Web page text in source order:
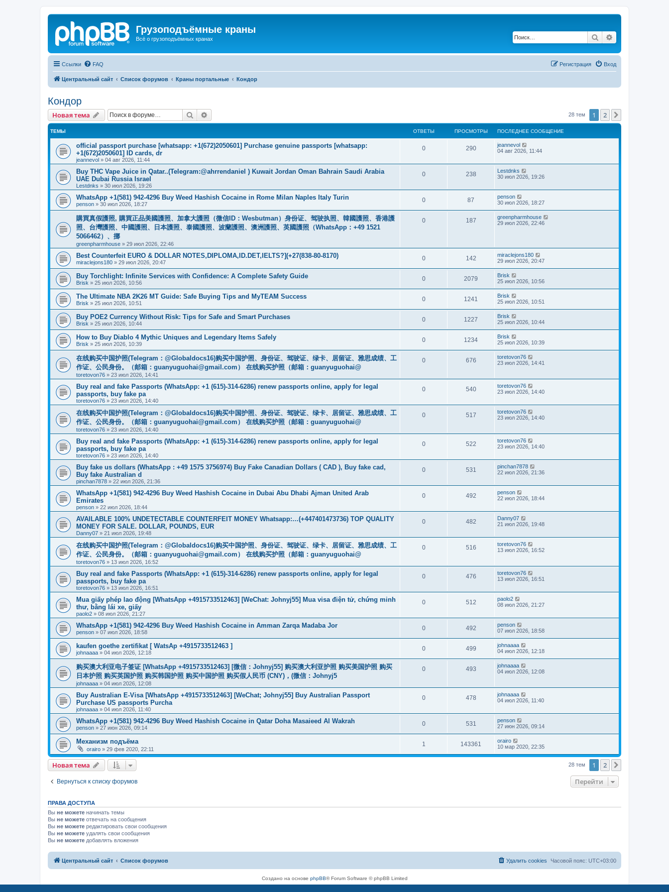
Грузоподъёмные краны
Всё о грузоподъёмных кранах Поиск
Ссылки FAQ Вход
Регистрация
Центральный сайт Список форумов Краны портальные Кондор
Кондор
Новая тема Поиск 28 тем 1 2
ТЕМЫ ОТВЕТЫ ПРОСМОТРЫ ПОСЛЕДНЕЕ СООБЩЕНИЕ
official passport purchase [whatsapp: +1(672)2050601] Purchase genuine passports [whatsapp:
+1(672)2050601] ID cards, dr
jeannevol » 04 авг 2026, 11:44
0 290
jeannevol
04 авг 2026, 11:44
Buy THC Vape Juice in Qatar..(Telegram:@ahrrendaniel ) Kuwait Jordan Oman Bahrain Saudi Arabia
UAE Dubai Russia Israel
Lestdnks » 30 июл 2026, 19:26
0 238
Lestdnks
30 июл 2026, 19:26
WhatsApp +1(581) 942-4296 Buy Weed Hashish Cocaine in Rome Milan Naples Italy Turin
penson » 30 июл 2026, 18:27
0 87
penson
30 июл 2026, 18:27
購買真假護照, 購買正品美國護照、加拿大護照（微信ID：Wesbutman）身份证、驾驶执照、韓國護照、香港護
照、台灣護照、中國護照、日本護照、泰國護照、波蘭護照、澳洲護照、英國護照（WhatsApp：+49 1521
5066462）、挪
greenpharmhouse » 29 июл 2026, 22:46
0 187
greenpharmhouse
29 июл 2026, 22:46
Best Counterfeit EURO & DOLLAR NOTES,DIPLOMA,ID.DET,IELTS?](+27(838-80-8170)
miraclejons180 » 29 июл 2026, 20:47
0 142
miraclejons180
29 июл 2026, 20:47
Buy Torchlight: Infinite Services with Confidence: A Complete Safety Guide
Brisk » 25 июл 2026, 10:56
0 2079
Brisk
25 июл 2026, 10:56
The Ultimate NBA 2K26 MT Guide: Safe Buying Tips and MyTEAM Success
Brisk » 25 июл 2026, 10:51
0 1241
Brisk
25 июл 2026, 10:51
Buy POE2 Currency Without Risk: Tips for Safe and Smart Purchases
Brisk » 25 июл 2026, 10:44
0 1227
Brisk
25 июл 2026, 10:44
How to Buy Diablo 4 Mythic Uniques and Legendary Items Safely
Brisk » 25 июл 2026, 10:39
0 1234
Brisk
25 июл 2026, 10:39
在线购买中国护照(Telegram：@Globaldocs16)购买中国护照、身份证、驾驶证、绿卡、居留证、雅思成绩、工
作证、公民身份。（邮箱： guanyuguohai@gmail.com ） 在线购买护照（邮箱：guanyuguohai@
toretovon76 » 23 июл 2026, 14:41
0 676
toretovon76
23 июл 2026, 14:41
Buy real and fake Passports (WhatsApp: +1 (615)-314-6286) renew passports online, apply for legal
passports, buy fake pa
toretovon76 » 23 июл 2026, 14:40
0 540
toretovon76
23 июл 2026, 14:40
在线购买中国护照(Telegram：@Globaldocs16)购买中国护照、身份证、驾驶证、绿卡、居留证、雅思成绩、工
作证、公民身份。（邮箱： guanyuguohai@gmail.com ） 在线购买护照（邮箱：guanyuguohai@
toretovon76 » 23 июл 2026, 14:40
0 517
toretovon76
23 июл 2026, 14:40
Buy real and fake Passports (WhatsApp: +1 (615)-314-6286) renew passports online, apply for legal
passports, buy fake pa
toretovon76 » 23 июл 2026, 14:40
0 522
toretovon76
23 июл 2026, 14:40
Buy fake us dollars (WhatsApp : +49 1575 3756974) Buy Fake Canadian Dollars ( CAD ), Buy fake cad,
Buy fake Australian d
pinchan7878 » 22 июл 2026, 21:36
0 531
pinchan7878
22 июл 2026, 21:36
WhatsApp +1(581) 942-4296 Buy Weed Hashish Cocaine in Dubai Abu Dhabi Ajman United Arab
Emirates
penson » 22 июл 2026, 18:44
0 492
penson
22 июл 2026, 18:44
AVAILABLE 100% UNDETECTABLE COUNTERFEIT MONEY Whatsapp:…(+447401473736) TOP QUALITY
MONEY FOR SALE. DOLLAR, POUNDS, EUR
Danny07 » 21 июл 2026, 19:48
0 482
Danny07
21 июл 2026, 19:48
在线购买中国护照(Telegram：@Globaldocs16)购买中国护照、身份证、驾驶证、绿卡、居留证、雅思成绩、工
作证、公民身份。（邮箱： guanyuguohai@gmail.com ） 在线购买护照（邮箱：guanyuguohai@
toretovon76 » 13 июл 2026, 16:52
0 516
toretovon76
13 июл 2026, 16:52
Buy real and fake Passports (WhatsApp: +1 (615)-314-6286) renew passports online, apply for legal
passports, buy fake pa
toretovon76 » 13 июл 2026, 16:51
0 476
toretovon76
13 июл 2026, 16:51
Mua giấy phép lao động [WhatsApp +4915733512463] [WeChat: Johnyj55] Mua visa điện tử, chứng minh
thư, bằng lái xe, giấy
paolo2 » 08 июл 2026, 21:27
0 512
paolo2
08 июл 2026, 21:27
WhatsApp +1(581) 942-4296 Buy Weed Hashish Cocaine in Amman Zarqa Madaba Jor
penson » 07 июл 2026, 18:58
0 492
penson
07 июл 2026, 18:58
kaufen goethe zertifikat [ WatsAp +4915733512463 ]
johnaaaa » 04 июл 2026, 12:18
0 499
johnaaaa
04 июл 2026, 12:18
购买澳大利亚电子签证 [WhatsApp +4915733512463] [微信：Johnyj55] 购买澳大利亚护照 购买美国护照 购买
日本护照 购买英国护照 购买韩国护照 购买中国护照 购买假人民币 (CNY)，(微信：Johnyj5
johnaaaa » 04 июл 2026, 12:08
0 493
johnaaaa
04 июл 2026, 12:08
Buy Australian E-Visa [WhatsApp +4915733512463] [WeChat; Johnyj55] Buy Australian Passport
Purchase US passports Purcha
johnaaaa » 04 июл 2026, 11:40
0 478
johnaaaa
04 июл 2026, 11:40
WhatsApp +1(581) 942-4296 Buy Weed Hashish Cocaine in Qatar Doha Masaieed Al Wakrah
penson » 27 июн 2026, 09:14
0 531
penson
27 июн 2026, 09:14
Механизм подъёма
orairo » 29 фев 2020, 22:11
1 143361
orairo
10 мар 2020, 22:35
Новая тема 28 тем 1 2
Вернуться к списку форумов Перейти
ПРАВА ДОСТУПА
Вы не можете начинать темы
Вы не можете отвечать на сообщения
Вы не можете редактировать свои сообщения
Вы не можете удалять свои сообщения
Вы не можете добавлять вложения
Центральный сайт Список форумов Часовой пояс: UTC+03:00
Удалить cookies
Создано на основе phpBB® Forum Software © phpBB Limited